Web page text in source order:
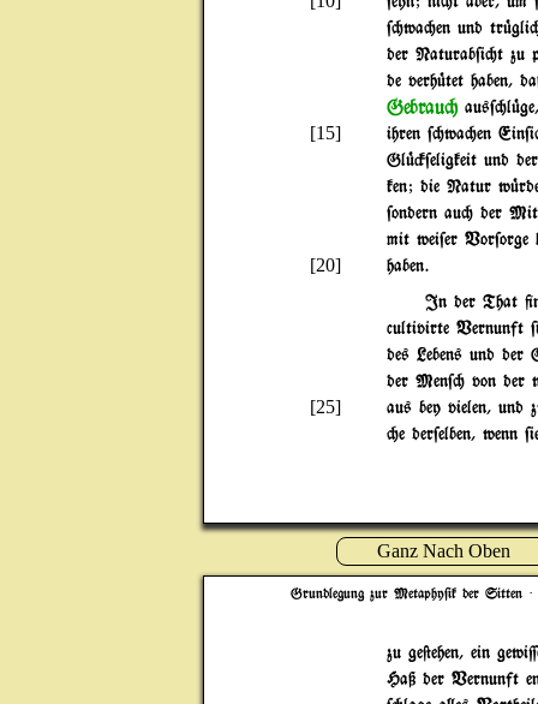
$"wa"en und
der Naturab$i"t zu
de verh|tet haben,
Gebrau"aus$"l|ge,
[15]
ihren $"wa"en
Gl|#$eligkeit und
ken; die Natur
$ondern au" der
mit wei$er
[20]
haben.
In der That
cultivirte Vernunft
des Lebens und der
der Men$" von der
[25]
aus bey vielen, und
"e der$elben, wenn
Ganz Nach Oben
Grundlegung zur Metaphy$ik der Sitten·
zu ge@ehen, ein
Haß der Vernunft